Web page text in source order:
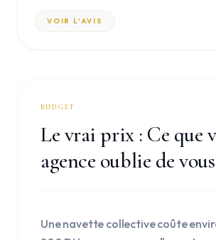
VOIR L'AVIS
BUDGET
Le vrai prix : Ce que
agence oublie de
Une navette collective coûte